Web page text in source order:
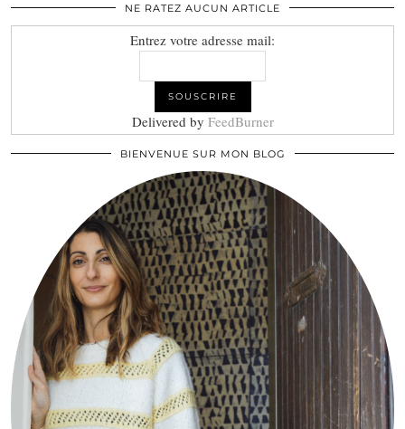
NE RATEZ AUCUN ARTICLE
Entrez votre adresse mail:
Delivered by FeedBurner
BIENVENUE SUR MON BLOG